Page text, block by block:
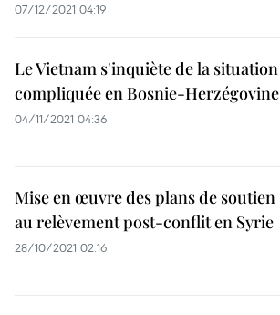
07/12/2021 04:19
Le Vietnam s'inquiète de la situation
compliquée en Bosnie-Herzégovine
04/11/2021 04:36
Mise en œuvre des plans de soutien
au relèvement post-conflit en Syrie
28/10/2021 02:16